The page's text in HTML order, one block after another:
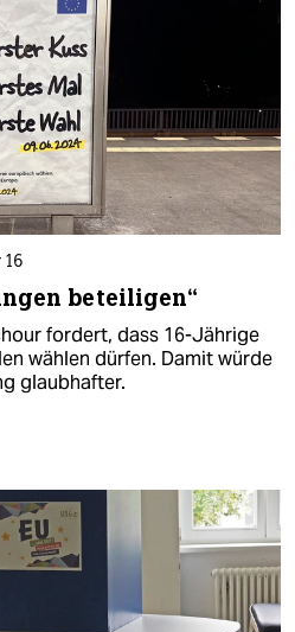
beteiligen“
fordert, dass 16-Jährige
wählen dürfen. Damit würde
glaubhafter.